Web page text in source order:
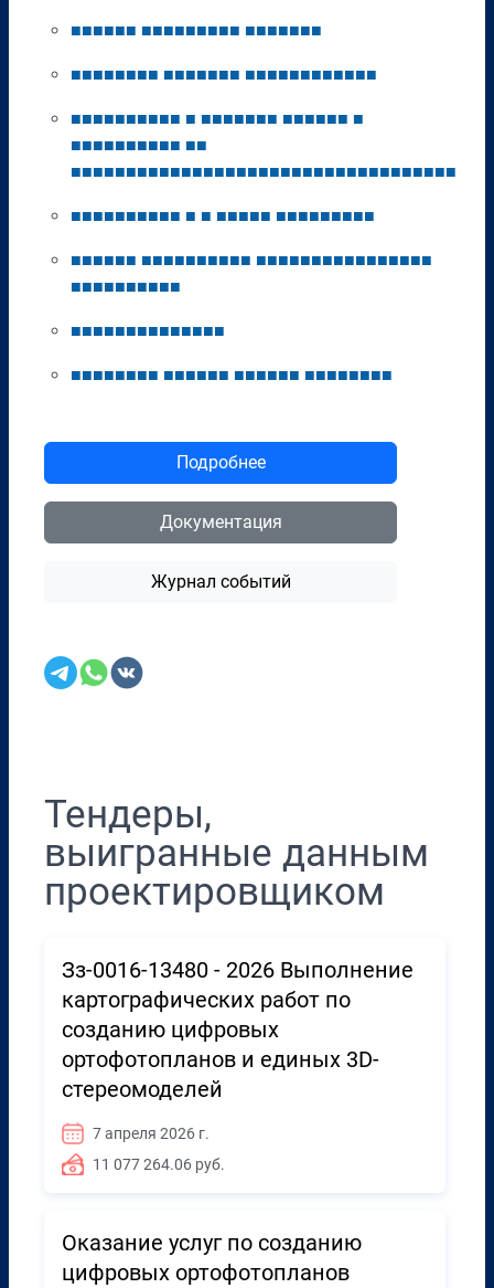
■■■■■■ ■■■■■■■■■ ■■■■■■■
■■■■■■■■ ■■■■■■■ ■■■■■■■■■■■■
■■■■■■■■■■ ■ ■■■■■■■ ■■■■■■ ■
■■■■■■■■■■ ■■
■■■■■■■■■■■■■■■■■■■■■■■■■■■■■■■■■■■
■■■■■■■■■■ ■ ■ ■■■■■ ■■■■■■■■■
■■■■■■ ■■■■■■■■■■ ■■■■■■■■■■■■■■■■
■■■■■■■■■■
■■■■■■■■■■■■■■
■■■■■■■■ ■■■■■■ ■■■■■■ ■■■■■■■■
Подробнее
Документация
Журнал событий
Тендеры,
выигранные данным
проектировщиком
Зз-0016-13480 - 2026 Выполнение
картографических работ по
созданию цифровых
ортофотопланов и единых 3D-
стереомоделей
7 апреля 2026 г.
11 077 264.06 руб.
Оказание услуг по созданию
цифровых ортофотопланов